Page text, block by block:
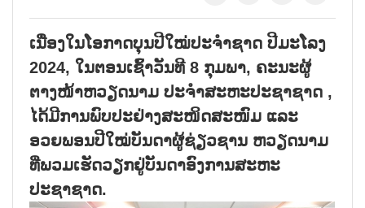
ເນື່ອງໃນໂອກາດບຸນປີໃໝ່ປະຈຳຊາດ ປີມະໂລງ
2024, ໃນຕອນເຊົ້າວັນທີ 8 ກຸມພາ, ຄະນະຜູ້
ຕາງໜ້າຫວຽດນາມ ປະຈຳສະຫະປະຊາຊາດ ,
ໄດ້ມີການພົບປະຢ່າງສະໜິດສະໜົມ ແລະ
ອວຍພອນປີໃໝ່ບັນດາຜູ້ຊ່ຽວຊານ ຫວຽດນາມ
ທີ່ພວມເຮັດວຽກຢູ່ບັນດາອົງການສະຫະ
ປະຊາຊາດ.